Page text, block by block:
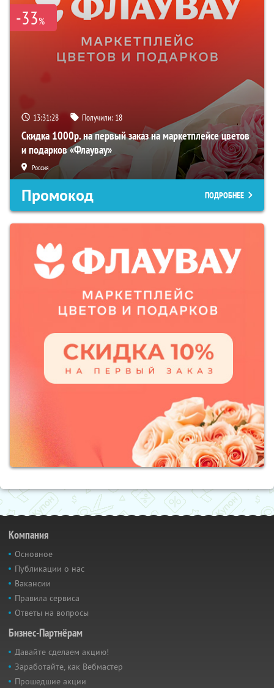
-33%
13:31:28 Получили: 18
Скидка 1000р. на первый заказ на маркетплейсе цветов
и подарков «Флаувау»
Россия
Промокод ПОДРОБНЕЕ
Компания
Основное
Публикации о нас
Вакансии
Правила сервиса
Ответы на вопросы
Бизнес-Партнёрам
Давайте сделаем акцию!
Заработайте, как Вебмастер
Прошедшие акции